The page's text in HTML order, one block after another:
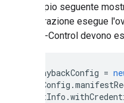
L'esempio seguente
configurazione esegue
Access-Control devono
playbackConfig =
playbackConfig .
requestInfo .